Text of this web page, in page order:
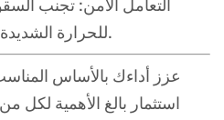
التعامل الآمن: تجنب
للحرارة الشديدة أو المواد المسببة للتآكل.
عزز أداءك بالأساس